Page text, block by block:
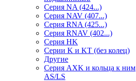
Серия NA (424...)
Серия NAV (407...)
Серия RNA (425...)
Серия RNAV (402...)
Серия HK
Серии K и KT (без колец)
Другие
Серия AXK и кольца к ним
AS/LS